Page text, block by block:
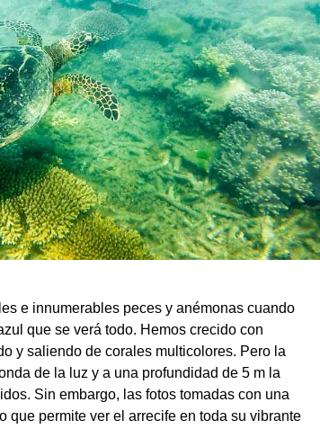
e innumerables peces y anémonas cuando
que se verá todo. Hemos crecido con
y saliendo de corales multicolores. Pero la
de la luz y a una profundidad de 5 m la
Sin embargo, las fotos tomadas con una
que permite ver el arrecife en toda su vibrante